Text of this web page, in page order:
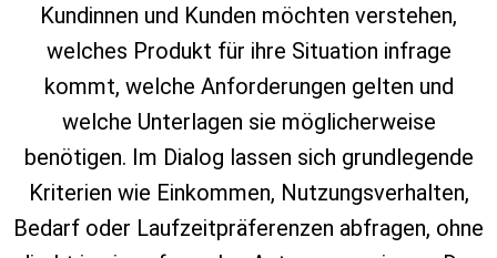
Kundinnen und Kunden möchten verstehen,
welches Produkt für ihre Situation infrage
kommt, welche Anforderungen gelten und
welche Unterlagen sie möglicherweise
benötigen. Im Dialog lassen sich grundlegende
Kriterien wie Einkommen, Nutzungsverhalten,
Bedarf oder Laufzeitpräferenzen abfragen, ohne